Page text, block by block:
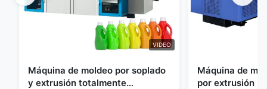
VIDEO
Máquina de moldeo por soplado
y extrusión totalmente
Máquina de
por extrusión